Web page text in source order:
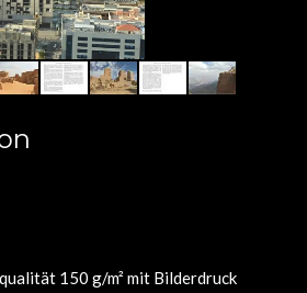
150 g/m² mit Bilderdruck